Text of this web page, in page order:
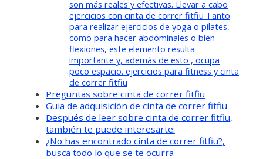
son más reales y efectivas. Llevar a cabo
ejercicios con cinta de correr fitfiu Tanto
para realizar ejercicios de yoga o pilates,
como para hacer abdominales o bien
flexiones, este elemento resulta
importante y, además de esto , ocupa
poco espacio. ejercicios para fitness y cinta
de correr fitfiu
Preguntas sobre cinta de correr fitfiu
Guia de adquisición de cinta de correr fitfiu
Después de leer sobre cinta de correr fitfiu,
también te puede interesarte:
¿No has encontrado cinta de correr fitfiu?,
busca todo lo que se te ocurra